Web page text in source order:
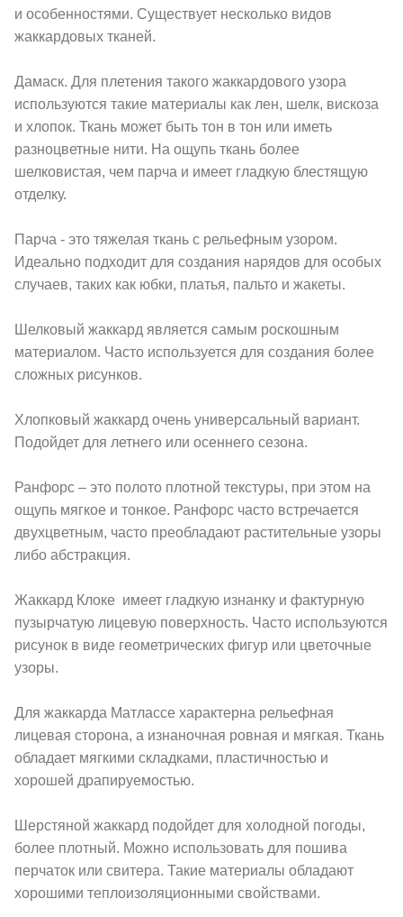
и особенностями. Существует несколько видов
жаккардовых тканей.
Дамаск. Для плетения такого жаккардового узора
используются такие материалы как лен, шелк, вискоза
и хлопок. Ткань может быть тон в тон или иметь
разноцветные нити. На ощупь ткань более
шелковистая, чем парча и имеет гладкую блестящую
отделку.
Парча - это тяжелая ткань с рельефным узором.
Идеально подходит для создания нарядов для особых
случаев, таких как юбки, платья, пальто и жакеты.
Шелковый жаккард является самым роскошным
материалом. Часто используется для создания более
сложных рисунков.
Хлопковый жаккард очень универсальный вариант.
Подойдет для летнего или осеннего сезона.
Ранфорс – это полото плотной текстуры, при этом на
ощупь мягкое и тонкое. Ранфорс часто встречается
двухцветным, часто преобладают растительные узоры
либо абстракция.
Жаккард Клоке имеет гладкую изнанку и фактурную
пузырчатую лицевую поверхность. Часто используются
рисунок в виде геометрических фигур или цветочные
узоры.
Для жаккарда Матлассе характерна рельефная
лицевая сторона, а изнаночная ровная и мягкая. Ткань
обладает мягкими складками, пластичностью и
хорошей драпируемостью.
Шерстяной жаккард подойдет для холодной погоды,
более плотный. Можно использовать для пошива
перчаток или свитера. Такие материалы обладают
хорошими теплоизоляционными свойствами.